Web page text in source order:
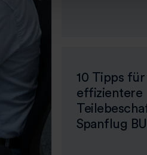
10 Tipps
effizientere
Spanflug